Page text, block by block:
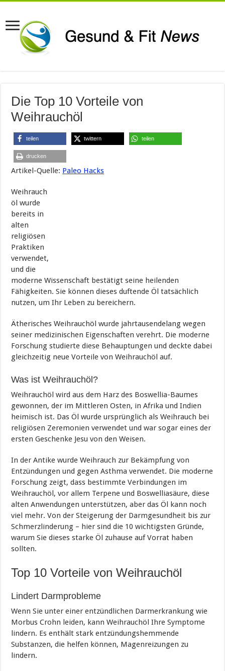
Die Top 10 Vorteile von
Weihrauchöl
teilen twittern teilen
drucken
Artikel-Quelle: Paleo Hacks
Weihrauch
öl wurde
bereits in
alten
religiösen
Praktiken
verwendet,
und die
moderne Wissenschaft bestätigt seine heilenden
Fähigkeiten. Sie können dieses duftende Öl tatsächlich
nutzen, um Ihr Leben zu bereichern.
Ätherisches Weihrauchöl wurde jahrtausendelang wegen
seiner medizinischen Eigenschaften verehrt. Die moderne
Forschung studierte diese Behauptungen und deckte dabei
gleichzeitig neue Vorteile von Weihrauchöl auf.
Was ist Weihrauchöl?
Weihrauchöl wird aus dem Harz des Boswellia-Baumes
gewonnen, der im Mittleren Osten, in Afrika und Indien
heimisch ist. Das Öl wurde ursprünglich als Weihrauch bei
religiösen Zeremonien verwendet und war sogar eines der
ersten Geschenke Jesu von den Weisen.
In der Antike wurde Weihrauch zur Bekämpfung von
Entzündungen und gegen Asthma verwendet. Die moderne
Forschung zeigt, dass bestimmte Verbindungen im
Weihrauchöl, vor allem Terpene und Boswelliasäure, diese
alten Anwendungen unterstützen, aber das Öl kann noch
viel mehr. Von der Steigerung der Darmgesundheit bis zur
Schmerzlinderung – hier sind die 10 wichtigsten Gründe,
warum Sie dieses starke Öl zuhause auf Vorrat haben
sollten.
Top 10 Vorteile von Weihrauchöl
Lindert Darmprobleme
Wenn Sie unter einer entzündlichen Darmerkrankung wie
Morbus Crohn leiden, kann Weihrauchöl Ihre Symptome
lindern. Es enthält stark entzündungshemmende
Substanzen, die helfen können, Magenreizungen zu
lindern.